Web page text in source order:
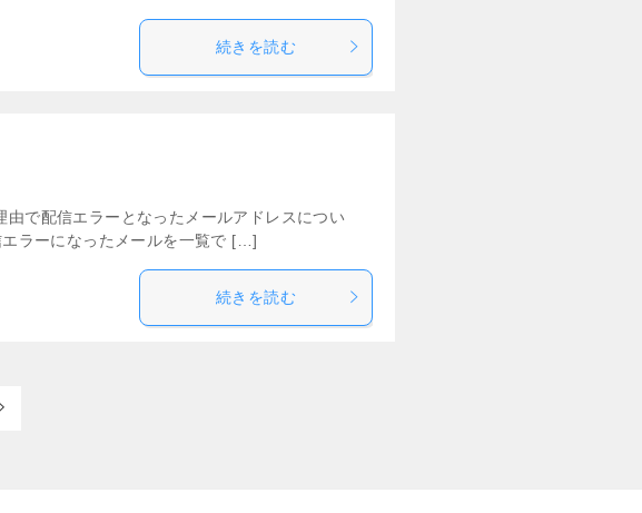
続きを読む
由で配信エラーとなったメールアドレスについ
ラーになったメールを一覧で […]
続きを読む